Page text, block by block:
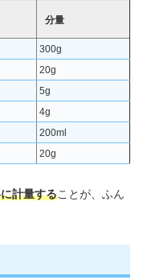
分量
300g
20g
5g
4g
200ml
20g
計量することが、ふん